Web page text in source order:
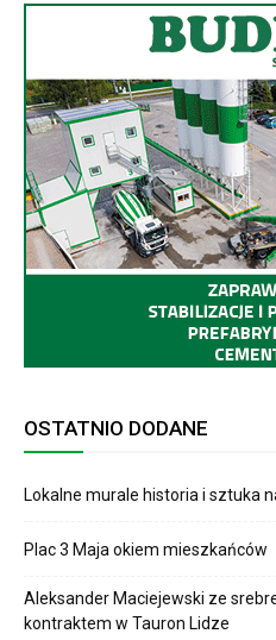
OSTATNIO DODANE
Lokalne murale historia i sztuka
Plac 3 Maja okiem mieszkańców
Aleksander Maciejewski ze
kontraktem w Tauron Lidze